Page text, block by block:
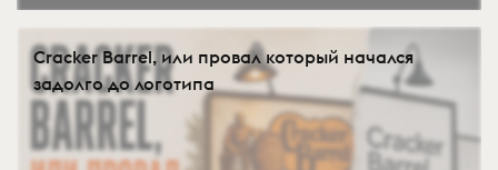
Cracker Barrel, или провал который начался
задолго до логотипа